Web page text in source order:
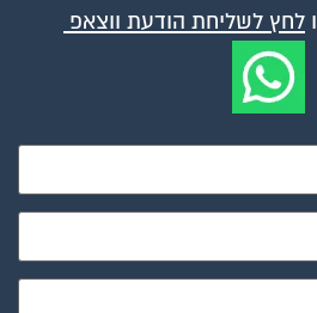
לחץ לשליחת הודעת ווצאפ